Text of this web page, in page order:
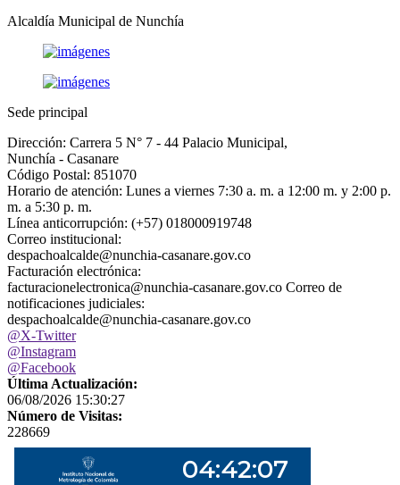
Alcaldía Municipal de Nunchía
Sede principal
Dirección: Carrera 5 N° 7 - 44 Palacio Municipal,
Nunchía - Casanare
Código Postal: 851070
Horario de atención: Lunes a viernes 7:30 a. m. a 12:00 m. y 2:00 p.
m. a 5:30 p. m.
Línea anticorrupción: (+57) 018000919748
Correo institucional:
despachoalcalde@nunchia-casanare.gov.co
Facturación electrónica:
facturacionelectronica@nunchia-casanare.gov.co Correo de
notificaciones judiciales:
despachoalcalde@nunchia-casanare.gov.co
@X-Twitter
@Instagram
@Facebook
Última Actualización:
06/08/2026 15:30:27
Número de Visitas:
228669